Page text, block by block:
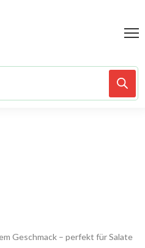
Geschmack – perfekt für Salate